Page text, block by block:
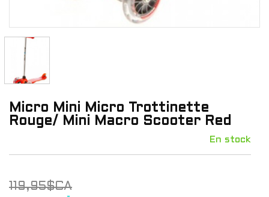
Micro Mini Micro Trottinette
Rouge/ Mini Macro Scooter Red
En stock
119,95$CA